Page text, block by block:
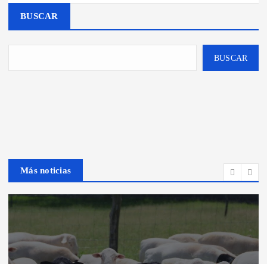
BUSCAR
BUSCAR
Más noticias